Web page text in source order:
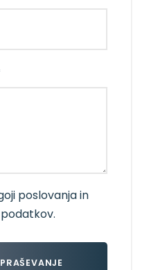
poslovanjain
.